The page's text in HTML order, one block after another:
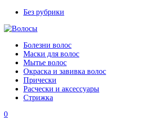
Без рубрики
Болезни волос
Маски для волос
Мытье волос
Окраска и завивка волос
Прически
Расчески и аксессуары
Стрижка
0